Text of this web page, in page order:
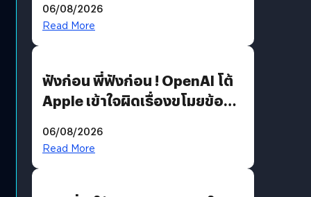
รหัสผ่านหลุด ไม่ใช่แฮกเกอร์
06/08/2026
Read More
ฟังก่อน พี่ฟังก่อน ! OpenAI โต้
Apple เข้าใจผิดเรื่องขโมยข้อมูล
06/08/2026
Read More